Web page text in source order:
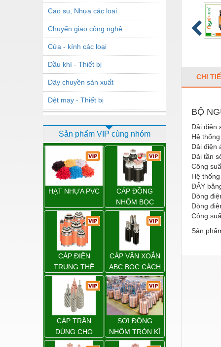
Cao su, Nhựa các loại
Chuyển giao công nghệ
Cửa - kính các loại
Dầu khí - Thiết bị
Dây chuyền sản xuất
Dệt may - Thiết bị
Dịch vụ - Thi công
Điện công nghiệp
Điện gia dụng
Điện Lạnh
Đóng tàu Thiết bị
Đúc chính xác Thiết bị
Dụng cụ cầm tay
Dụng cụ cắt gọt
Dụng cụ điện
Dụng cụ đo
Gỗ - Trang thiết bị
Hàn cắt - Thiết bị
Sản phẩm VIP cùng nhóm
HẠT NHỰA PVC
CÁP ĐỒNG
NHÔM BỌC
CÁP ĐIỆN
TRUNG THẾ
CÁP VẶN XOẮN
ABC BỌC CÁCH
ĐIỆN XLPE
CÁP TRẦN
DÙNG CHO
ĐƯỜNG DÂY
SỢI ĐỒNG
NHÔM TRÒN KĨ
THUẬT ĐIỆN
CHI
BỘ
Dải điện
Hệ
Dải điện
Dải tần
Công
Hệ
ĐẨY
Dòng
Dòng
Công
Sản